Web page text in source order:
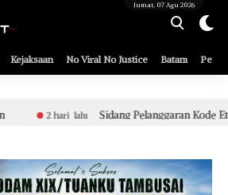
Kejaksaan No Viral No Justice Batam
Jumat, 07 Agu 2026
Pelanggaran Kode Etik Berat Aparat Polsek